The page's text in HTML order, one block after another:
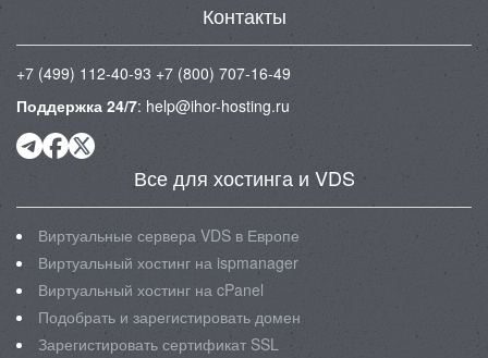
Контакты
+7 (499) 112-40-93 +7 (800) 707-16-49
Поддержка 24/7: help@ihor-hosting.ru
Все для хостинга и VDS
Виртуальные сервера VDS в Европе
Виртуальный хостинг на ispmanager
Виртуальный хостинг на cPanel
Подобрать и зарегистировать домен
Зарегистировать сертификат SSL